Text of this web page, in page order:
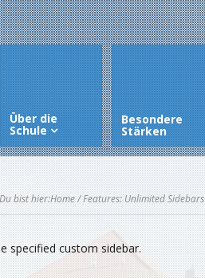
Über die
Schule
Besondere
Stärken
Du bist hier:Home/ Features: Unlimited Sidebars
specified custom sidebar.